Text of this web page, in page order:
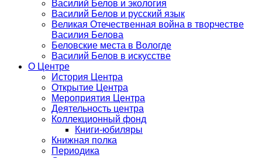
Василий Белов и экология
Василий Белов и русский язык
Великая Отечественная война в творчестве
Василия Белова
Беловские места в Вологде
Василий Белов в искусстве
О Центре
История Центра
Открытие Центра
Мероприятия Центра
Деятельность центра
Коллекционный фонд
Книги-юбиляры
Книжная полка
Периодика